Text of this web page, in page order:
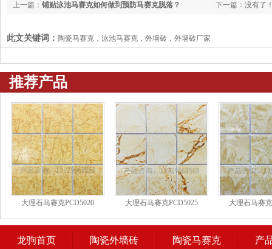
下一篇：没有了
上一篇： 铺贴泳池马赛克如何做到预防马赛克脱落？
此文关键词： 陶瓷马赛克，泳池马赛克，外墙砖，外墙砖厂家
推荐产品
大理石马赛克PCD5020 大理石马赛克PCD5025 大理石马赛
龙驹首页 陶瓷外墙砖 陶瓷马赛克 产